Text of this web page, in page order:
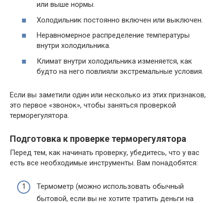
или выше нормы.
Холодильник постоянно включен или выключен.
Неравномерное распределение температуры
внутри холодильника.
Климат внутри холодильника изменяется, как
будто на него повлияли экстремальные условия.
Если вы заметили один или несколько из этих признаков,
это первое «звонок», чтобы заняться проверкой
терморегулятора.
Подготовка к проверке терморегулятора
Перед тем, как начинать проверку, убедитесь, что у вас
есть все необходимые инструменты. Вам понадобятся:
Термометр (можно использовать обычный
бытовой, если вы не хотите тратить деньги на